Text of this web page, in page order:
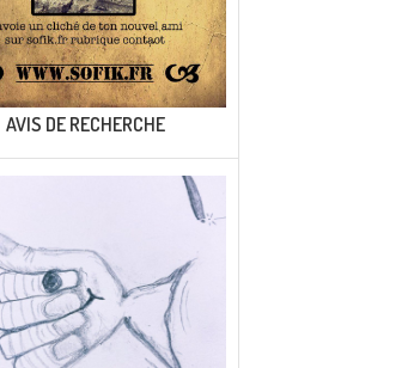
AVIS DE RECHERCHE